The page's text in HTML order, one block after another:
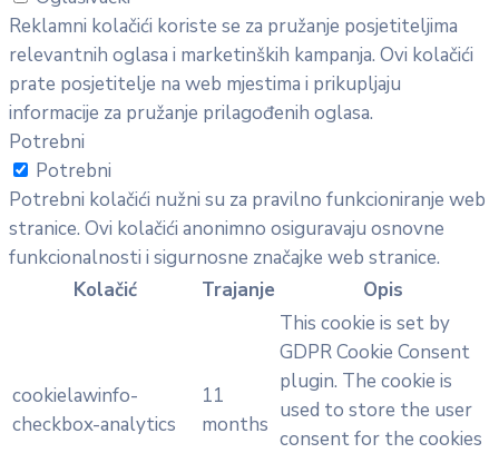
Reklamni kolačići koriste se za pružanje posjetiteljima
relevantnih oglasa i marketinških kampanja. Ovi kolačići
prate posjetitelje na web mjestima i prikupljaju
informacije za pružanje prilagođenih oglasa.
Potrebni
Potrebni
Potrebni kolačići nužni su za pravilno funkcioniranje web
stranice. Ovi kolačići anonimno osiguravaju osnovne
funkcionalnosti i sigurnosne značajke web stranice.
Kolačić
Trajanje Opis
cookielawinfo-
checkbox-analytics
11
months
This cookie is set by
GDPR Cookie Consent
plugin. The cookie is
used to store the user
consent for the cookies